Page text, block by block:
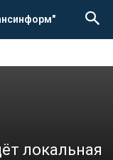
локальная